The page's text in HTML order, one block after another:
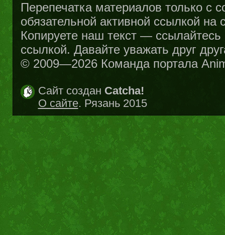
Перепечатка материалов только с
обязательной активной ссылкой на
Копируете наш текст —
ссылкой. Давайте уважать друг
© 2009—2026 Команда портала
Сайт создан Catcha!
О сайте. Рязань 2015